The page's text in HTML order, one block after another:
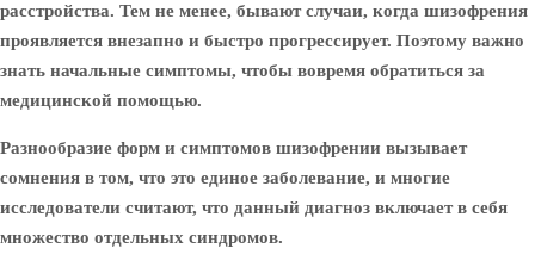
расстройства. Тем не менее, бывают случаи, когда шизофрения
проявляется внезапно и быстро прогрессирует. Поэтому важно
знать начальные симптомы, чтобы вовремя обратиться за
медицинской помощью.
Разнообразие форм и симптомов шизофрении вызывает
сомнения в том, что это единое заболевание, и многие
исследователи считают, что данный диагноз включает в себя
множество отдельных синдромов.